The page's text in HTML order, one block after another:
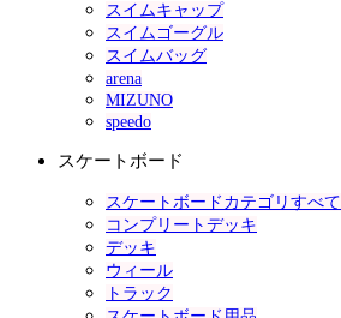
スイムキャップ
スイムゴーグル
スイムバッグ
arena
MIZUNO
speedo
スケートボード
スケートボードカテゴリすべて
コンプリートデッキ
デッキ
ウィール
トラック